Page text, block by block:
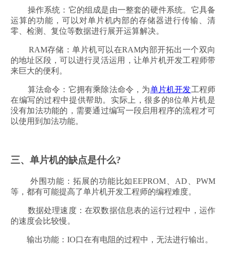
操作系统：它的组成是由一整套的硬件系统。它具备
运算的功能，可以对单片机内部的存储器进行传输、清
零、检测、复位等数据进行展开运算解决。
RAM存储：单片机可以在RAM内部开拓出一个双向
的地址区段，可以进行灵活运用，让单片机开发工程师带
来巨大的便利。
算法命令：它拥有乘除法命令，为单片机开发工程师
在编写的过程中提供帮助。实际上，很多的8位单片机是
没有加法功能的，需要通过编写一段启用程序的流程才可
以使用到加法功能。
三、单片机的缺点是什么?
外围功能：拓展的功能比如EEPROM、AD、PWM
等，都有可能提高了单片机开发工程师的编程难度。
数据处理速度：在双数据信息表的运行过程中，运作
的速度会比较慢。
输出功能：IO口在有电阻的过程中，无法进行输出。